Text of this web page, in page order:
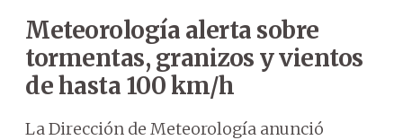
Meteorología alerta sobre
tormentas, granizos y vientos
de hasta 100 km/h
La Dirección de Meteorología anunció